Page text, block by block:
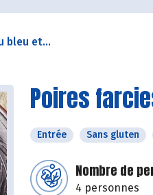
bleu et...
Poires
Entrée Sans gluten
Nombre de
4 personnes